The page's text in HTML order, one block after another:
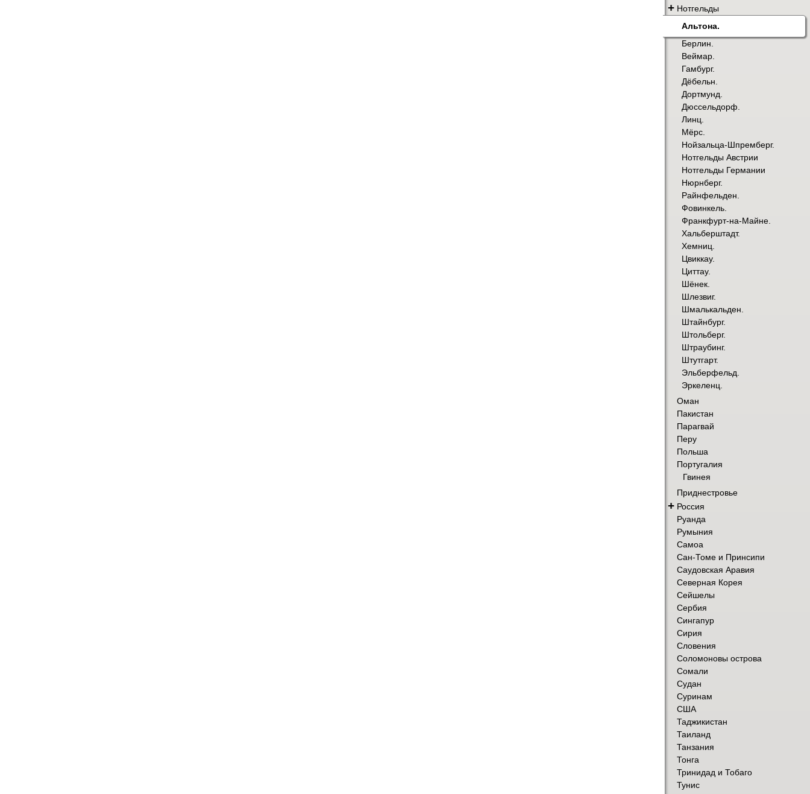
+ Нотгельды
Альтона.
Берлин.
Веймар.
Гамбург.
Дёбельн.
Дортмунд.
Дюссельдорф.
Линц.
Мёрс.
Нойзальца-Шпремберг.
Нотгельды Австрии
Нотгельды Германии
Нюрнберг.
Райнфельден.
Фовинкель.
Франкфурт-на-Майне.
Хальберштадт.
Хемниц.
Цвиккау.
Циттау.
Шёнек.
Шлезвиг.
Шмалькальден.
Штайнбург.
Штольберг.
Штраубинг.
Штутгарт.
Эльберфельд.
Эркеленц.
Оман
Пакистан
Парагвай
Перу
Польша
Португалия
Гвинея
Приднестровье
+ Россия
Руанда
Румыния
Самоа
Сан-Томе и Принсипи
Саудовская Аравия
Северная Корея
Сейшелы
Сербия
Сингапур
Сирия
Словения
Соломоновы острова
Сомали
Судан
Суринам
США
Таджикистан
Таиланд
Танзания
Тонга
Тринидад и Тобаго
Тунис